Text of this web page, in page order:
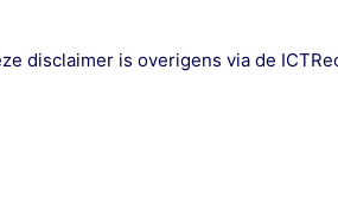
disclaimer is overigens via de